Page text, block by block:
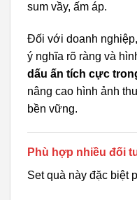
sum vầy, ấm áp.
Đối với doanh
ý nghĩa rõ ràng và
dấu ấn tích cực
nâng cao hình ảnh
bền vững.
Phù hợp nhiều đối
Set quà này đặc biệt